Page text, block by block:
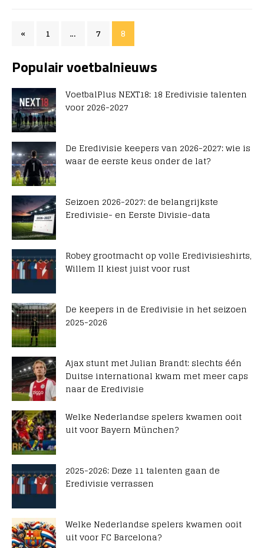
« 1 … 7 8
Populair voetbalnieuws
VoetbalPlus NEXT18: 18 Eredivisie talenten
voor 2026-2027
De Eredivisie keepers van 2026-2027: wie is
waar de eerste keus onder de lat?
Seizoen 2026-2027: de belangrijkste
Eredivisie- en Eerste Divisie-data
Robey grootmacht op volle Eredivisieshirts,
Willem II kiest juist voor rust
De keepers in de Eredivisie in het seizoen
2025-2026
Ajax stunt met Julian Brandt: slechts één
Duitse international kwam met meer caps
naar de Eredivisie
Welke Nederlandse spelers kwamen ooit
uit voor Bayern München?
2025-2026: Deze 11 talenten gaan de
Eredivisie verrassen
Welke Nederlandse spelers kwamen ooit
uit voor FC Barcelona?